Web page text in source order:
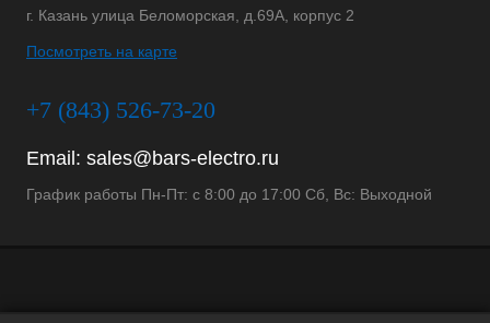
г. Казань улица Беломорская, д.69А, корпус 2
Посмотреть на карте
+7 (843) 526-73-20
Email: sales@bars-electro.ru
График работы Пн-Пт: с 8:00 до 17:00 Сб, Вс: Выходной